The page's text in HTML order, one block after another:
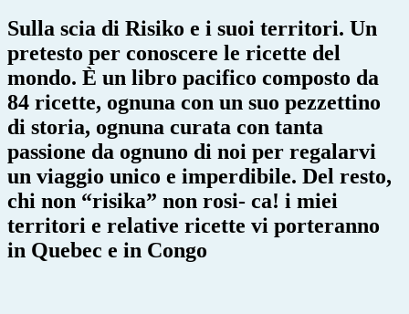
Sulla scia di Risiko e i suoi territori. Un
pretesto per conoscere le ricette del
mondo. È un libro pacifico composto da
84 ricette, ognuna con un suo pezzettino
di storia, ognuna curata con tanta
passione da ognuno di noi per regalarvi
un viaggio unico e imperdibile. Del resto,
chi non “risika” non rosi- ca! i miei
territori e relative ricette vi porteranno
in Quebec e in Congo